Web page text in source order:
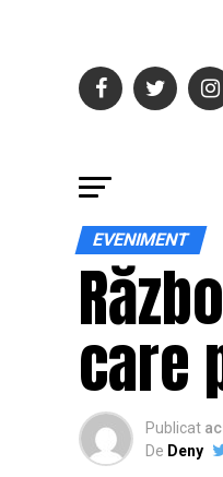
EVENIMENT
care
Publicat
De Deny